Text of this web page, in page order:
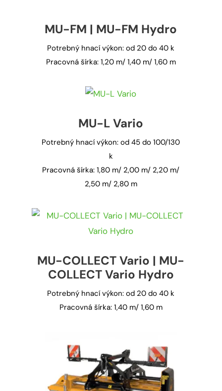
MU-FM | MU-FM Hydro
Potrebný hnací výkon: od 20 do 40 k
Pracovná šírka: 1,20 m/ 1,40 m/ 1,60 m
MU-L Vario
Potrebný hnací výkon: od 45 do 100/130
k
Pracovná šírka: 1,80 m/ 2,00 m/ 2,20 m/
2,50 m/ 2,80 m
MU-COLLECT Vario | MU-
COLLECT Vario Hydro
Potrebný hnací výkon: od 20 do 40 k
Pracovná šírka: 1,40 m/ 1,60 m